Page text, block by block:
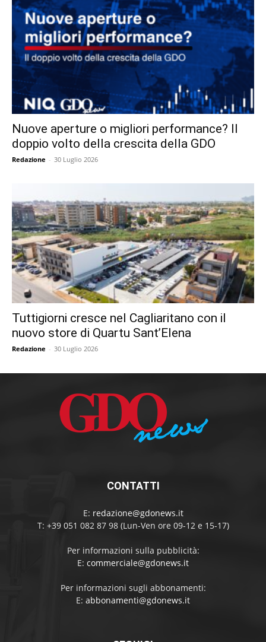
Nuove aperture o migliori performance? Il
doppio volto della crescita della GDO
Redazione - 30 Luglio 2026
Tuttigiorni cresce nel Cagliaritano con il
nuovo store di Quartu Sant’Elena
Redazione - 30 Luglio 2026
CONTATTI
E: redazione@gdonews.it
T: +39 051 082 87 98 (Lun-Ven ore 09-12 e 15-17)
Per informazioni sulla pubblicità:
E: commerciale@gdonews.it
Per informazioni sugli abbonamenti:
E: abbonamenti@gdonews.it